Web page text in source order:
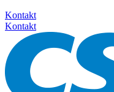
Kontakt
Kontakt